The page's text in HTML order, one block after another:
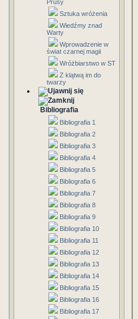
Prusy
Sztuka wróżenia
Wiedźmy znad
Warty
Wprowadzenie w
świat czarnej magii
Wróżbiarstwo w ST
Z klątwą im do
twarzy
Bibliografia
Bibliografia 1
Bibliografia 2
Bibliografia 3
Bibliografia 4
Bibliografia 5
Bibliografia 6
Bibliografia 7
Bibliografia 8
Bibliografia 9
Bibliografia 10
Bibliografia 11
Bibliografia 12
Bibliografia 13
Bibliografia 14
Bibliografia 15
Bibliografia 16
Bibliografia 17